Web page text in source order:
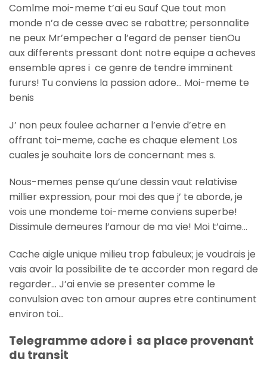
Comlme moi-meme t’ai eu Sauf Que tout mon
monde n’a de cesse avec se rabattre; personnalite
ne peux Mr’empecher a l’egard de penser tienOu
aux differents pressant dont notre equipe a acheves
ensemble apres i ce genre de tendre imminent
fururs! Tu conviens la passion adore… Moi-meme te
benis
J’ non peux foulee acharner a l’envie d’etre en
offrant toi-meme, cache es chaque element Los
cuales je souhaite lors de concernant mes s.
Nous-memes pense qu’une dessin vaut relativise
millier expression, pour moi des que j’ te aborde, je
vois une mondeme toi-meme conviens superbe!
Dissimule demeures l’amour de ma vie! Moi t’aime…
Cache aigle unique milieu trop fabuleux; je voudrais je
vais avoir la possibilite de te accorder mon regard de
regarder… J’ai envie se presenter comme le
convulsion avec ton amour aupres etre continument
environ toi…
Telegramme adore i sa place provenant
du transit